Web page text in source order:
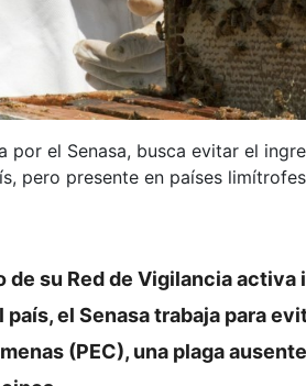
por el Senasa, busca evitar el
pero presente en países
de su Red de Vigilancia
país, el Senasa trabaja para
(PEC), una plaga